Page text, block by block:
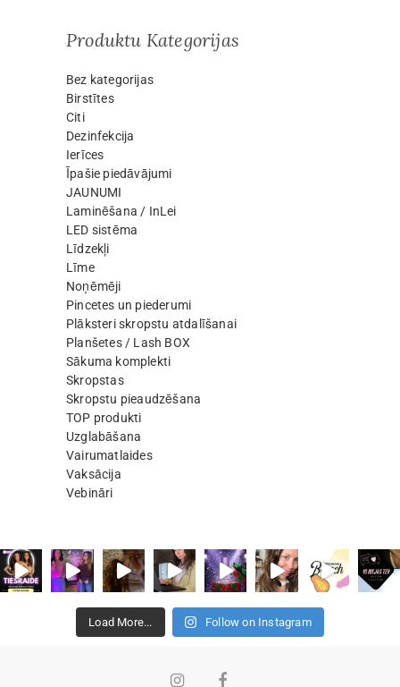
Produktu Kategorijas
Bez kategorijas
Birstītes
Citi
Dezinfekcija
Ierīces
Īpašie piedāvājumi
JAUNUMI
Laminēšana / InLei
LED sistēma
Līdzekļi
Līme
Noņēmēji
Pincetes un piederumi
Plāksteri skropstu atdalīšanai
Planšetes / Lash BOX
Sākuma komplekti
Skropstas
Skropstu pieaudzēšana
TOP produkti
Uzglabāšana
Vairumatlaides
Vaksācija
Vebināri
Load More... Follow on Instagram
InstagramFacebook